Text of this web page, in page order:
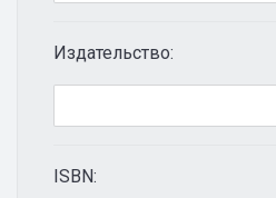
Издательство:
ISBN: